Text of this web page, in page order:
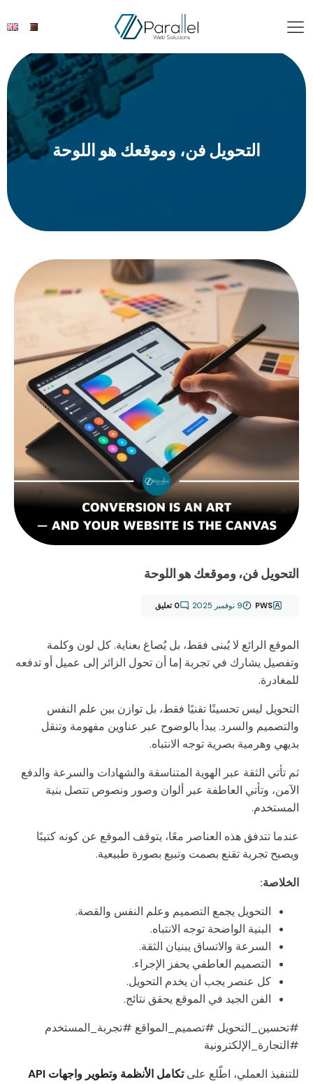
التحويل فن، وموقعك هو اللوحة
التحويل فن، وموقعك هو اللوحة
PWS 9 نوفمبر 2025 0 تعليق
الموقع الرائع لا يُبنى فقط، بل يُصاغ بعناية. كل لون وكلمة
وتفصيل يشارك في تجربة إما أن تحول الزائر إلى عميل أو تدفعه
للمغادرة.
التحويل ليس تحسينًا تقنيًا فقط، بل توازن بين علم النفس
والتصميم والسرد. يبدأ بالوضوح عبر عناوين مفهومة وتنقل
بديهي وهرمية بصرية توجه الانتباه.
ثم تأتي الثقة عبر الهوية المتناسقة والشهادات والسرعة والدفع
الآمن، وتأتي العاطفة عبر ألوان وصور ونصوص تتصل بنية
المستخدم.
عندما تتدفق هذه العناصر معًا، يتوقف الموقع عن كونه كتيبًا
ويصبح تجربة تقنع بصمت وتبيع بصورة طبيعية.
الخلاصة:
التحويل يجمع التصميم وعلم النفس والقصة.
البنية الواضحة توجه الانتباه.
السرعة والاتساق يبنيان الثقة.
التصميم العاطفي يحفز الإجراء.
كل عنصر يجب أن يخدم التحويل.
الفن الجيد في الموقع يحقق نتائج.
#تحسين_التحويل #تصميم_المواقع #تجربة_المستخدم
#التجارة_الإلكترونية
للتنفيذ العملي، اطّلع علىتكامل الأنظمة وتطوير واجهات API